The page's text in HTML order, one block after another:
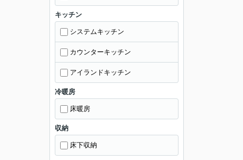
キッチン
システムキッチン
カウンターキッチン
アイランドキッチン
冷暖房
床暖房
収納
床下収納